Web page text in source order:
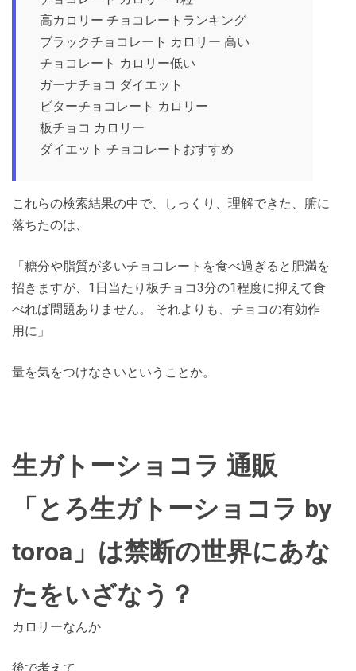
高カロリー チョコレートランキング
ブラックチョコレート カロリー 高い
チョコレート カロリー低い
ガーナチョコ ダイエット
ビターチョコレート カロリー
板チョコ カロリー
ダイエット チョコレートおすすめ
これらの検索結果の中で、しっくり、理解できた、腑に
落ちたのは、
「糖分や脂質が多いチョコレートを食べ過ぎると肥満を
招きますが、1日当たり板チョコ3分の1程度に抑えて食
べれば問題ありません。 それよりも、チョコの有効作
用に」
量を気をつけなさいということか。
生ガトーショコラ 通販
「とろ生ガトーショコラ by
toroa」は禁断の世界にあな
たをいざなう？
カロリーなんか